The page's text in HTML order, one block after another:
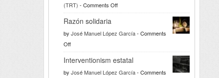
(TRT) - Comments Offon
Türkiye
la
a
la
Razón solidaria
by José Manuel López García- Comments
Offon
Razón
solidaria
Interventionism estatal
by José Manuel López García- Comments